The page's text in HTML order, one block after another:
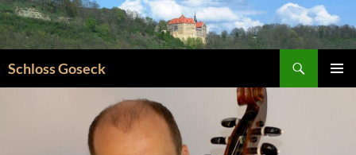
Zum
Inhalt
springen
Schloss Goseck